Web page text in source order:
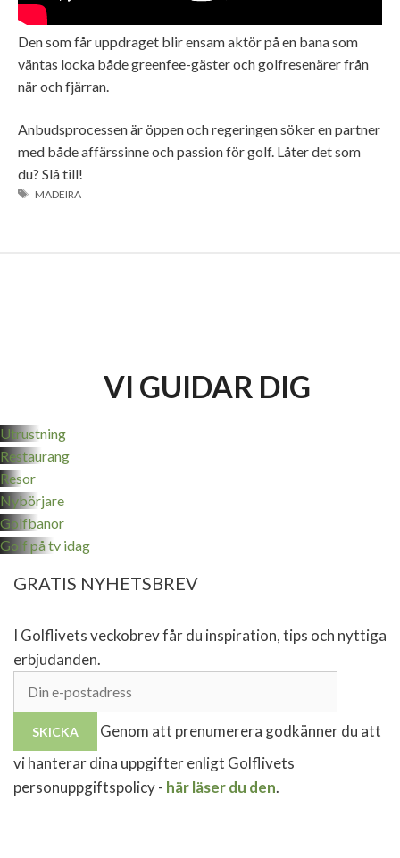
Den som får uppdraget blir ensam aktör på en bana som
väntas locka både greenfee-gäster och golfresenärer från
när och fjärran.
Anbudsprocessen är öppen och regeringen söker en partner
med både affärssinne och passion för golf. Låter det som
du? Slå till!
ETIKETTER
MADEIRA
VI GUIDAR DIG
Utrustning
Restaurang
Resor
Nybörjare
Golfbanor
Golf på tv idag
GRATIS NYHETSBREV
I Golflivets veckobrev får du inspiration, tips och nyttiga
erbjudanden.
Genom att prenumerera godkänner du att
vi hanterar dina uppgifter enligt Golflivets
personuppgiftspolicy - här läser du den.